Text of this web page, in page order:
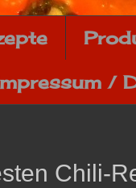
/
Chili-